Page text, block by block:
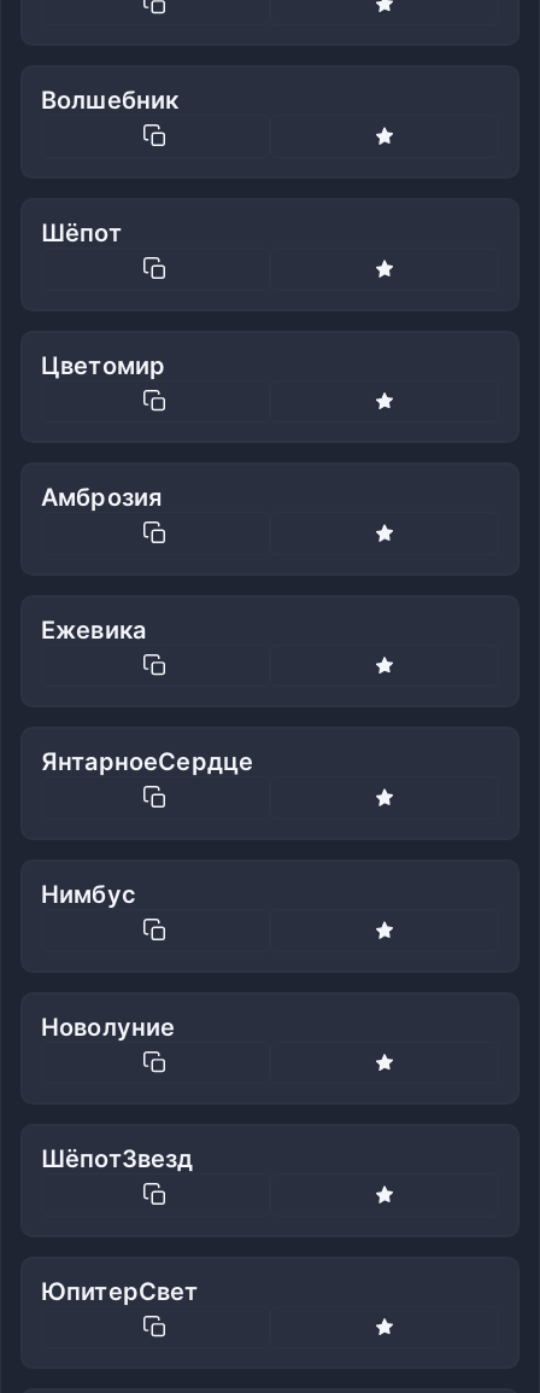
Волшебник
Шёпот
Цветомир
Амброзия
Ежевика
ЯнтарноеСердце
Нимбус
Новолуние
ШёпотЗвезд
ЮпитерСвет